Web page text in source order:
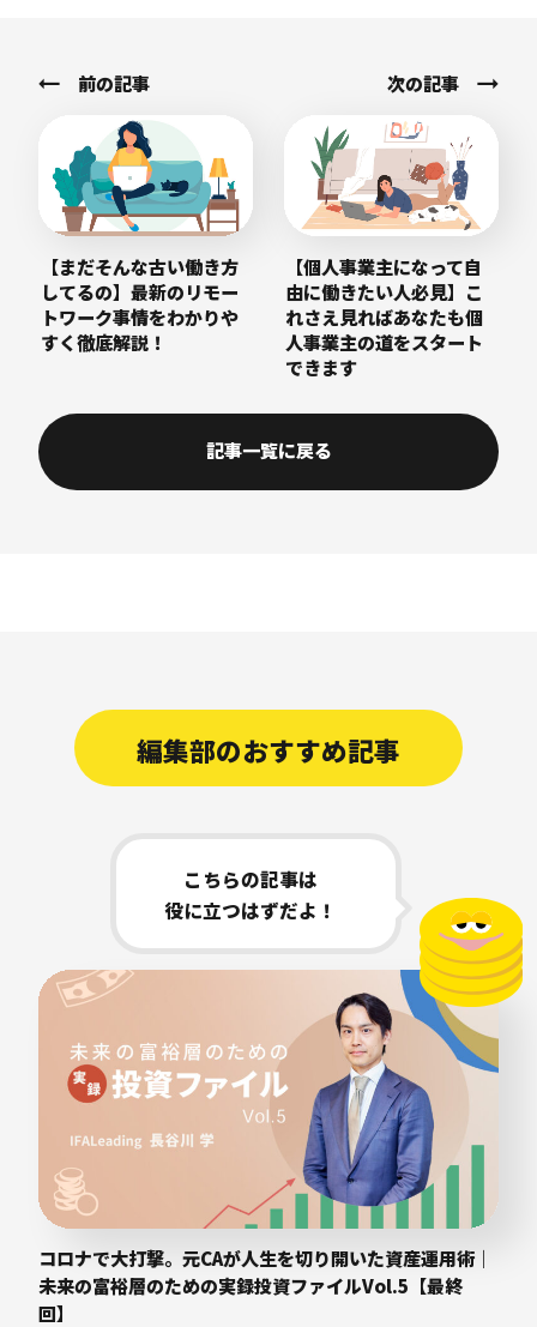
前の記事
【まだそんな古い働き方
してるの】最新のリモー
トワーク事情をわかりや
すく徹底解説！
次の記事
【個人事業主になって自
由に働きたい人必見】こ
れさえ見ればあなたも個
人事業主の道をスタート
できます
記事一覧に戻る
こちらの記事は
役に立つはずだよ！
編集部のおすすめ記事
コロナで大打撃。元CAが人生を切り開いた資産運用術｜
未来の富裕層のための実録投資ファイルVol.5【最終
回】